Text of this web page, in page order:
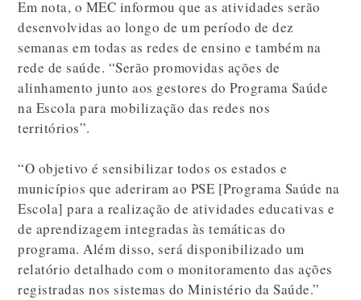
Em nota, o MEC informou que as atividades serão
desenvolvidas ao longo de um período de dez
semanas em todas as redes de ensino e também na
rede de saúde. “Serão promovidas ações de
alinhamento junto aos gestores do Programa Saúde
na Escola para mobilização das redes nos
territórios”.
“O objetivo é sensibilizar todos os estados e
municípios que aderiram ao PSE [Programa Saúde na
Escola] para a realização de atividades educativas e
de aprendizagem integradas às temáticas do
programa. Além disso, será disponibilizado um
relatório detalhado com o monitoramento das ações
registradas nos sistemas do Ministério da Saúde.”